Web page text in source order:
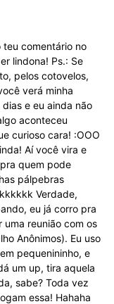
teu comentário no
lindona! Ps.: Se
pelos cotovelos,
verá minha
e eu ainda não
aconteceu
curioso cara! :OOO
Aí você vira e
quem pode
pálpebras
Verdade,
eu já corro pra
reunião com os
Anônimos). Eu uso
pequenininho, e
um up, tira aquela
sabe? Toda vez
essa! Hahaha